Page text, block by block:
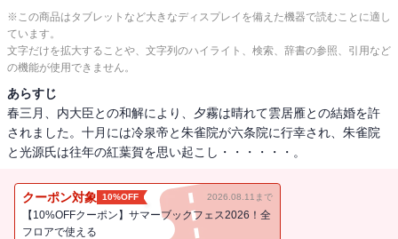
※この商品はタブレットなど大きなディスプレイを備えた機器で読むことに適し
ています。
文字だけを拡大することや、文字列のハイライト、検索、辞書の参照、引用など
の機能が使用できません。
あらすじ
春三月、内大臣との和解により、夕霧は晴れて雲居雁との結婚を許
されました。十月には冷泉帝と朱雀院が六条院に行幸され、朱雀院
と光源氏は往年の紅葉賀を思い起こし・・・・・・。
クーポン対象 10%OFF 2026.08.11まで
【10%OFFクーポン】サマーブックフェス2026！全
フロアで使える